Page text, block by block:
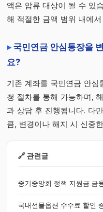
액은 압류 대상이 될 수 있
해 적절한 금액 범위 내에
국민연금 안심통장을
요?
기존 계좌를 국민연금 안심
청 절차를 통해 가능하며,
과 상담 후 진행됩니다. 다
큼, 변경이나 해지 시 신중
🔗 관련글
중기중앙회 정책 지원금 금
국내선물옵션 수수료 할인